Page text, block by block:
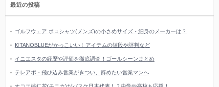
最近の投稿
ゴルフウェア ポロシャツ(メンズ)の小さめサイズ・細身のメーカーは？
KITANOBLUEがかっこいい！アイテムの値段や評判など
イニエスタの経歴や評価を徹底調査！ゴールシーンまとめ
テレアポ・飛び込み営業がきつい、辞めたい営業マンへ